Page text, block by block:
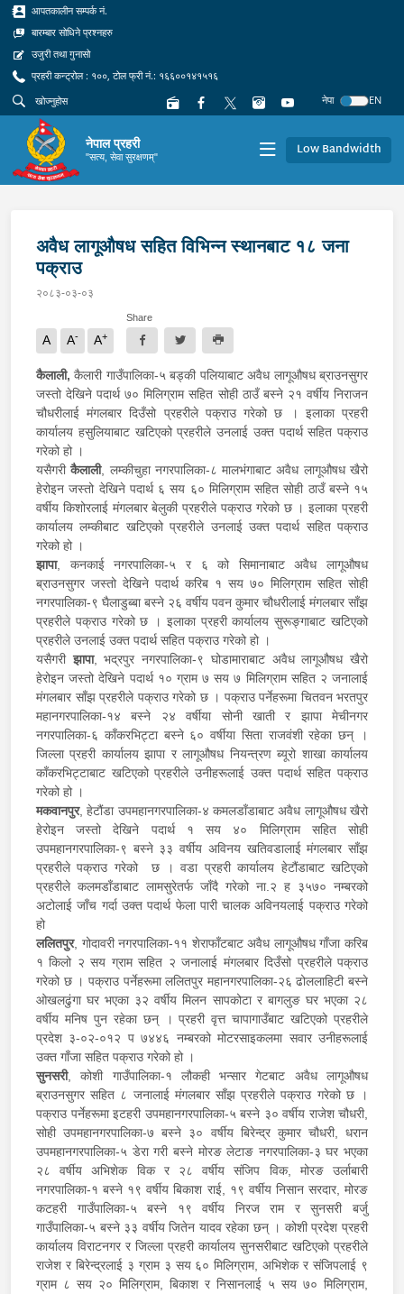
आपतकालीन सम्पर्क नं.
बारम्बार सोधिने प्रश्नहरु
उजुरी तथा गुनासो
प्रहरी कन्ट्रोल : १००, टोल फ्री नं.: १६६००१४१५१६
नेपा
EN
नेपाल प्रहरी
"सत्य, सेवा सुरक्षणम्" Low Bandwidth
अवैध लागूऔषध सहित विभिन्न स्थानबाट १८ जना
पक्राउ
२०८३-०३-०३
A A- A+
Share
कैलाली,कैलारी गाउँपालिका-५ बड्की पलियाबाट अवैध लागूऔषध ब्राउनसुगर
जस्तो देखिने पदार्थ ७० मिलिग्राम सहित सोही ठाउँ बस्ने २१ वर्षीय निराजन
चौधरीलाई मंगलबार दिउँसो प्रहरीले पक्राउ गरेको छ । इलाका प्रहरी
कार्यालय हसुलियाबाट खटिएको प्रहरीले उनलाई उक्त पदार्थ सहित पक्राउ
गरेको हो ।
यसैगरीकैलाली, लम्कीचुहा नगरपालिका-८ मालभंगाबाट अवैध लागूऔषध खैरो
हेरोइन जस्तो देखिने पदार्थ ६ सय ६० मिलिग्राम सहित सोही ठाउँ बस्ने १५
वर्षीय किशोरलाई मंगलबार बेलुकी प्रहरीले पक्राउ गरेको छ । इलाका प्रहरी
कार्यालय लम्कीबाट खटिएको प्रहरीले उनलाई उक्त पदार्थ सहित पक्राउ
गरेको हो ।
झापा, कनकाई नगरपालिका-५ र ६ को सिमानाबाट अवैध लागूऔषध
ब्राउनसुगर जस्तो देखिने पदार्थ करिब १ सय ७० मिलिग्राम सहित सोही
नगरपालिका-९ घैलाडुब्बा बस्ने २६ वर्षीय पवन कुमार चौधरीलाई मंगलबार साँझ
प्रहरीले पक्राउ गरेको छ । इलाका प्रहरी कार्यालय सुरूङ्गाबाट खटिएको
प्रहरीले उनलाई उक्त पदार्थ सहित पक्राउ गरेको हो ।
यसैगरीझापा, भद्रपुर नगरपालिका-९ घोडामाराबाट अवैध लागूऔषध खैरो
हेरोइन जस्तो देखिने पदार्थ १० ग्राम ७ सय ७ मिलिग्राम सहित २ जनालाई
मंगलबार साँझ प्रहरीले पक्राउ गरेको छ । पक्राउ पर्नेहरूमा चितवन भरतपुर
महानगरपालिका-१४ बस्ने २४ वर्षीया सोनी खाती र झापा मेचीनगर
नगरपालिका-६ काँकरभिट्टा बस्ने ६० वर्षीया सिता राजवंशी रहेका छन् ।
जिल्ला प्रहरी कार्यालय झापा र लागूऔषध नियन्त्रण ब्यूरो शाखा कार्यालय
काँकरभिट्टाबाट खटिएको प्रहरीले उनीहरूलाई उक्त पदार्थ सहित पक्राउ
गरेको हो ।
मकवानपुर, हेटौंडा उपमहानगरपालिका-४ कमलडाँडाबाट अवैध लागूऔषध खैरो
हेरोइन जस्तो देखिने पदार्थ १ सय ४० मिलिग्राम सहित सोही
उपमहानगरपालिका-९ बस्ने ३३ वर्षीय अविनय खतिवडालाई मंगलबार साँझ
प्रहरीले पक्राउ गरेको छ । वडा प्रहरी कार्यालय हेटौंडाबाट खटिएको
प्रहरीले कलमडाँडाबाट लामसुरेतर्फ जाँदै गरेको ना.२ ह ३५७० नम्बरको
अटोलाई जाँच गर्दा उक्त पदार्थ फेला पारी चालक अविनयलाई पक्राउ गरेको
हो
ललितपुर, गोदावरी नगरपालिका-११ शेराफाँटबाट अवैध लागूऔषध गाँजा करिब
१ किलो २ सय ग्राम सहित २ जनालाई मंगलबार दिउँसो प्रहरीले पक्राउ
गरेको छ । पक्राउ पर्नेहरूमा ललितपुर महानगरपालिका-२६ ढोललाहिटी बस्ने
ओखलढुंगा घर भएका ३२ वर्षीय मिलन सापकोटा र बागलुङ घर भएका २८
वर्षीय मनिष पुन रहेका छन् । प्रहरी वृत्त चापागाउँबाट खटिएको प्रहरीले
प्रदेश ३-०२-०१२ प ७४४६ नम्बरको मोटरसाइकलमा सवार उनीहरूलाई
उक्त गाँजा सहित पक्राउ गरेको हो ।
सुनसरी, कोशी गाउँपालिका-१ लौकही भन्सार गेटबाट अवैध लागूऔषध
ब्राउनसुगर सहित ८ जनालाई मंगलबार साँझ प्रहरीले पक्राउ गरेको छ ।
पक्राउ पर्नेहरूमा इटहरी उपमहानगरपालिका-५ बस्ने ३० वर्षीय राजेश चौधरी,
सोही उपमहानगरपालिका-७ बस्ने ३० वर्षीय बिरेन्द्र कुमार चौधरी, धरान
उपमहानगरपालिका-५ डेरा गरी बस्ने मोरङ लेटाङ नगरपालिका-३ घर भएका
२८ वर्षीय अभिशेक विक र २८ वर्षीय संजिप विक, मोरङ उर्लाबारी
नगरपालिका-१ बस्ने १९ वर्षीय बिकाश राई, १९ वर्षीय निसान सरदार, मोरङ
कटहरी गाउँपालिका-५ बस्ने १९ वर्षीय निरज राम र सुनसरी बर्जु
गाउँपालिका-५ बस्ने ३३ वर्षीय जितेन यादव रहेका छन् । कोशी प्रदेश प्रहरी
कार्यालय विराटनगर र जिल्ला प्रहरी कार्यालय सुनसरीबाट खटिएको प्रहरीले
राजेश र बिरेन्द्रलाई ३ ग्राम ३ सय ६० मिलिग्राम, अभिशेक र संजिपलाई ९
ग्राम ८ सय २० मिलिग्राम, बिकाश र निसानलाई ५ सय ७० मिलिग्राम,